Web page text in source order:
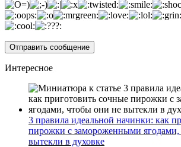
Интересное
3 правила идеальной начинки: как
пирожки с замороженными
вытекли в духовке